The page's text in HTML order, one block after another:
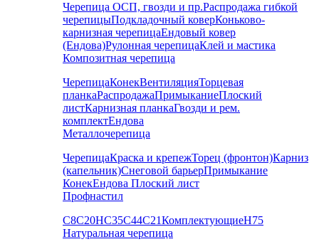
Черепица ОСП, гвозди и пр.Распродажа гибкой
черепицыПодкладочный коверКоньково-
карнизная черепицаЕндовый ковер
(Ендова)Рулонная черепицаКлей и мастика
Композитная черепица
ЧерепицаКонекВентиляцияТорцевая
планкаРаспродажаПримыканиеПлоский
листКарнизная планкаГвозди и рем.
комплектЕндова
Металлочерепица
ЧерепицаКраска и крепежТорец (фронтон)Карниз
(капельник)Снеговой барьерПримыкание
КонекЕндова Плоский лист
Профнастил
С8С20НС35С44С21КомплектующиеН75
Натуральная черепица